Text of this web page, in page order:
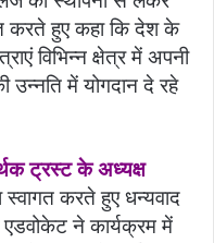
करते हुए कहा कि देश के
विभिन्न क्षेत्र में अपनी
उन्नति में योगदान दे रहे
ट्रस्ट के अध्यक्ष
स्वागत करते हुए धन्यवाद
एडवोकेट ने कार्यक्रम में